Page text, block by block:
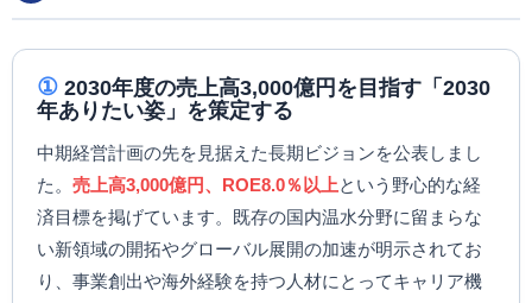
① 2030年度の売上高3,000億円を目指す「2030
年ありたい姿」を策定する
中期経営計画の先を見据えた長期ビジョンを公表しまし
た。 売上高3,000億円、ROE8.0％以上という野心的な経
済目標を掲げています。既存の国内温水分野に留まらな
い新領域の開拓やグローバル展開の加速が明示されてお
り、事業創出や海外経験を持つ人材にとってキャリア機